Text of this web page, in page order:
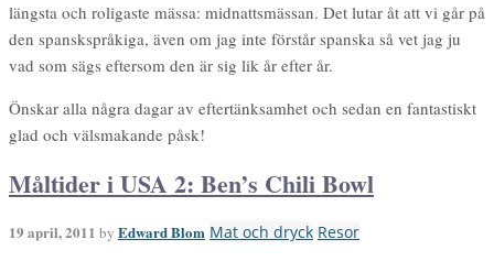
längsta och roligaste mässa: midnattsmässan. Det lutar åt att vi går på
den spanskspråkiga, även om jag inte förstår spanska så vet jag ju
vad som sägs eftersom den är sig lik år efter år.
Önskar alla några dagar av eftertänksamhet och sedan en fantastiskt
glad och välsmakande påsk!
Måltider i USA 2: Ben’s Chili Bowl
19 april, 2011 by Edward Blom Mat och dryck Resor